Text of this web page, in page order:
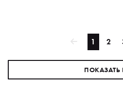
1 2
ПОКАЗАТЬ